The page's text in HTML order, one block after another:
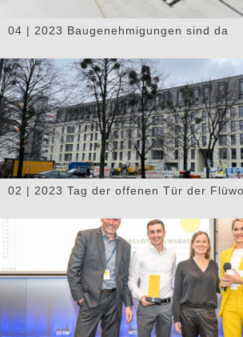
04 | 2023 Baugenehmigungen sind da
02 | 2023 Tag der offenen Tür der